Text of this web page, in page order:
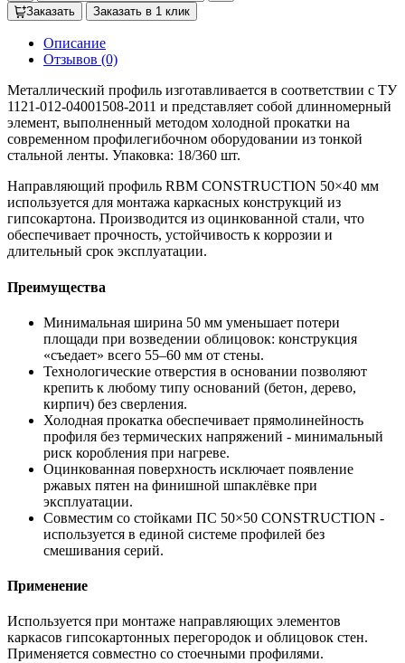
Заказать Заказать в 1 клик
Описание
Отзывов (0)
Металлический профиль изготавливается в соответствии с ТУ
1121-012-04001508-2011 и представляет собой длинномерный
элемент, выполненный методом холодной прокатки на
современном профилегибочном оборудовании из тонкой
стальной ленты. Упаковка: 18/360 шт.
Направляющий профиль RBM CONSTRUCTION 50×40 мм
используется для монтажа каркасных конструкций из
гипсокартона. Производится из оцинкованной стали, что
обеспечивает прочность, устойчивость к коррозии и
длительный срок эксплуатации.
Преимущества
Минимальная ширина 50 мм уменьшает потери
площади при возведении облицовок: конструкция
«съедает» всего 55–60 мм от стены.
Технологические отверстия в основании позволяют
крепить к любому типу оснований (бетон, дерево,
кирпич) без сверления.
Холодная прокатка обеспечивает прямолинейность
профиля без термических напряжений - минимальный
риск коробления при нагреве.
Оцинкованная поверхность исключает появление
ржавых пятен на финишной шпаклёвке при
эксплуатации.
Совместим со стойками ПС 50×50 CONSTRUCTION -
используется в единой системе профилей без
смешивания серий.
Применение
Используется при монтаже направляющих элементов
каркасов гипсокартонных перегородок и облицовок стен.
Применяется совместно со стоечными профилями.